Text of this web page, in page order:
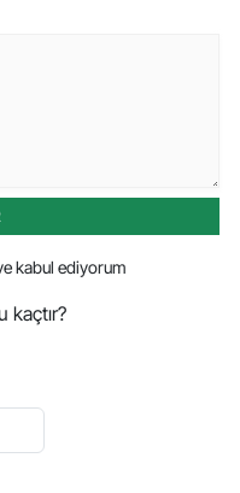
kabul ediyorum
kaçtır?